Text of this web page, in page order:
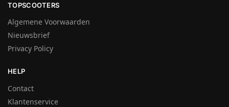
TOPSCOOTERS
Algemene Voorwaarden
Nieuwsbrief
Privacy Policy
HELP
Contact
Klantenservice